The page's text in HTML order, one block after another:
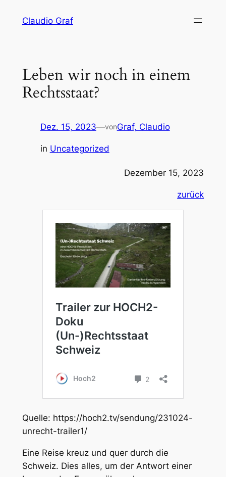
InhaltClaudio Graf
Leben wir noch in einem
Rechtsstaat?
Dez. 15, 2023—vonGraf, Claudio
in Uncategorized
Dezember 15, 2023
zurück
Quelle: https://hoch2.tv/sendung/231024-
unrecht-trailer1/
Eine Reise kreuz und quer durch die
Schweiz. Dies alles, um der Antwort einer